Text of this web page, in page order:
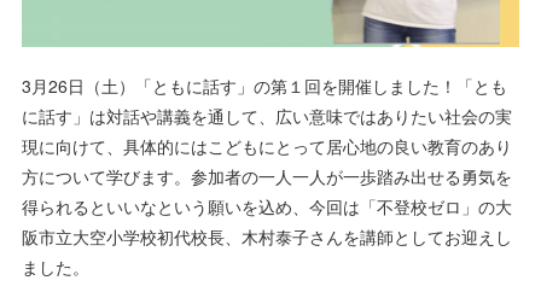
3月26日（土）「ともに話す」の第１回を開催しました！「とも
に話す」は対話や講義を通して、広い意味ではありたい社会の実
現に向けて、具体的にはこどもにとって居心地の良い教育のあり
方について学びます。参加者の一人一人が一歩踏み出せる勇気を
得られるといいなという願いを込め、今回は「不登校ゼロ」の大
阪市立大空小学校初代校長、木村泰子さんを講師としてお迎えし
ました。